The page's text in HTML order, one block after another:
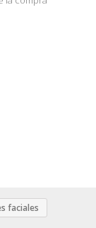
faciales